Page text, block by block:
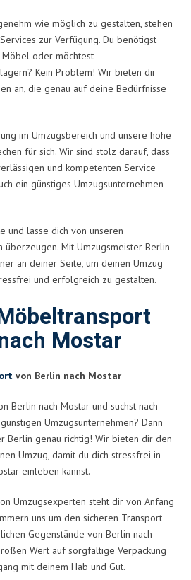
wie möglich zu gestalten, stehen
zur Verfügung. Du benötigst
oder möchtest
Kein Problem! Wir bieten dir
an, die genau auf deine Bedürfnisse
im Umzugsbereich und unsere hohe
für sich. Wir sind stolz darauf, dass
und kompetenten Service
ein günstiges Umzugsunternehmen
und lasse dich von unseren
überzeugen. Mit Umzugsmeister Berlin
an deiner Seite, um deinen Umzug
und erfolgreich zu gestalten.
Mostar
von Berlin nach Mostar
Berlin nach Mostar und suchst nach
Umzugsunternehmen? Dann
Berlin genau richtig! Wir bieten dir den
Umzug, damit du dich stressfrei in
einleben kannst.
Umzugsexperten steht dir von Anfang
uns um den sicheren Transport
Gegenstände von Berlin nach
Wert auf sorgfältige Verpackung
mit deinem Hab und Gut.